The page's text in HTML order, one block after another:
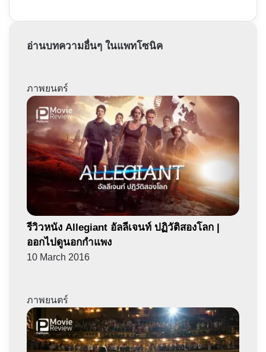
อ่านบทความอื่นๆ ในแพทโซนิค
ภาพยนตร์
รีวิวหนัง Allegiant อัลลีเจนท์ ปฏิวัติสองโลก |
ออกไปดูนอกกำแพง
10 March 2016
ภาพยนตร์